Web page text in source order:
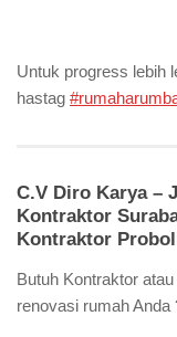
Untuk progress lebih
hastag
C.V Diro Karya –
Kontraktor
Kontraktor
Butuh Kontraktor
renovasi rumah Anda